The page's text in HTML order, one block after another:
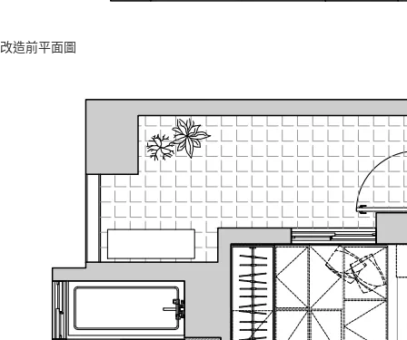
改造前平面圖